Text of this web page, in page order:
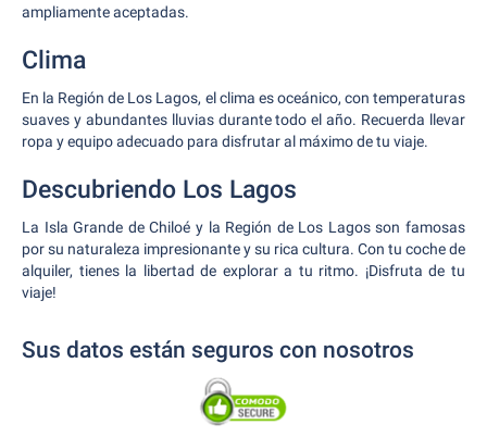
ampliamente aceptadas.
Clima
En la Región de Los Lagos, el clima es oceánico, con temperaturas
suaves y abundantes lluvias durante todo el año. Recuerda llevar
ropa y equipo adecuado para disfrutar al máximo de tu viaje.
Descubriendo Los Lagos
La Isla Grande de Chiloé y la Región de Los Lagos son famosas
por su naturaleza impresionante y su rica cultura. Con tu coche de
alquiler, tienes la libertad de explorar a tu ritmo. ¡Disfruta de tu
viaje!
Sus datos están seguros con nosotros